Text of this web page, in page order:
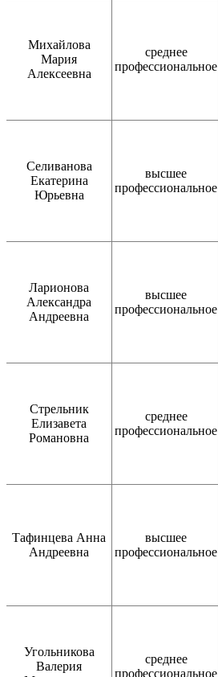
Михайлова
Мария
Алексеевна
среднее
профессиональное
Селиванова
Екатерина
Юрьевна
высшее
профессиональное
Ларионова
Александра
Андреевна
высшее
профессиональное
Стрельник
Елизавета
Романовна
среднее
профессиональное
Тафинцева Анна
Андреевна
высшее
профессиональное
Угольникова
Валерия
среднее
профессиональное